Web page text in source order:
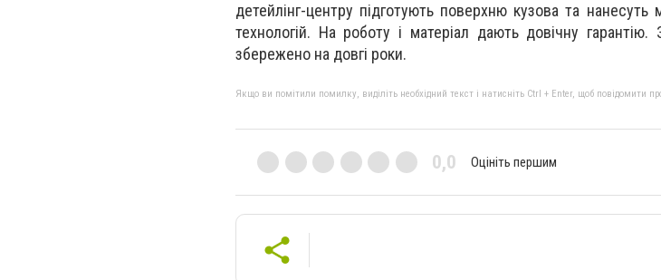
детейлінг-центру підготують поверхню кузова та нанесуть
технологій. На роботу і матеріал дають довічну
збережено на довгі роки.
Якщо ви помітили помилку, виділіть необхідний текст і натисніть Ctrl + Enter, щоб повідомити
0,0 Оцініть першим